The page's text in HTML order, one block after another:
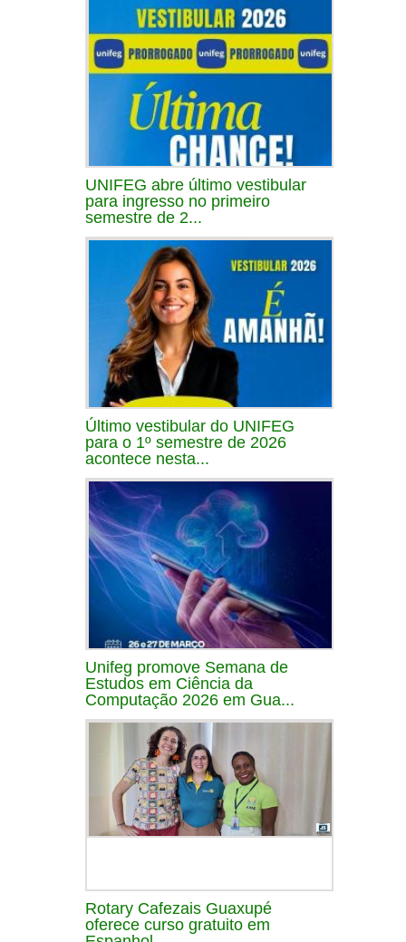
UNIFEG abre último vestibular
para ingresso no primeiro
semestre de 2...
Último vestibular do UNIFEG
para o 1º semestre de 2026
acontece nesta...
Unifeg promove Semana de
Estudos em Ciência da
Computação 2026 em Gua...
Rotary Cafezais Guaxupé
oferece curso gratuito em